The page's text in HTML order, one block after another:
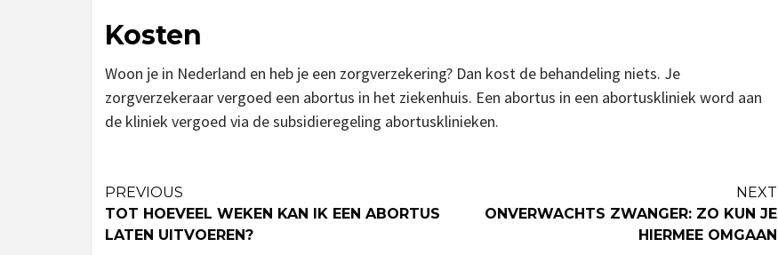
Kosten
Woon je in Nederland en heb je een zorgverzekering? Dan kost de behandeling niets. Je
zorgverzekeraar vergoed een abortus in het ziekenhuis. Een abortus in een abortuskliniek word aan
de kliniek vergoed via de subsidieregeling abortusklinieken.
Continue
Reading
PREVIOUS
TOT HOEVEEL WEKEN KAN IK EEN ABORTUS
LATEN UITVOEREN?
NEXT
ONVERWACHTS ZWANGER: ZO KUN JE
HIERMEE OMGAAN